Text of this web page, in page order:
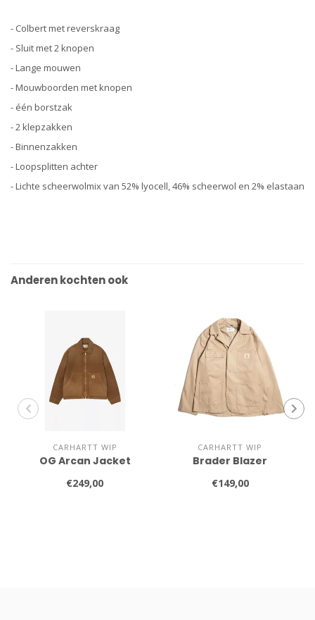
- Colbert met reverskraag
- Sluit met 2 knopen
- Lange mouwen
- Mouwboorden met knopen
- één borstzak
- 2 klepzakken
- Binnenzakken
- Loopsplitten achter
- Lichte scheerwolmix van 52% lyocell, 46% scheerwol en 2% elastaan
Anderen kochten ook
CARHARTT WIP
OG Arcan Jacket
€249,00
CARHARTT WIP
Brader Blazer
€149,00